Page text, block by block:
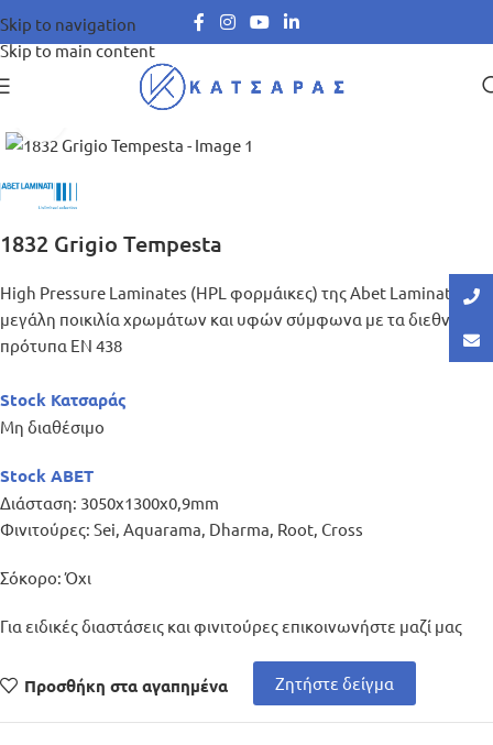
Skip to navigation
Skip to main content
1832 Grigio Tempesta
High Pressure Laminates (HPL φορμάικες) της Abet Laminati σε
μεγάλη ποικιλία χρωμάτων και υφών σύμφωνα με τα διεθνή
πρότυπα ΕΝ 438
Stock Κατσαράς
Μη διαθέσιμο
Stock ABET
Διάσταση: 3050x1300x0,9mm
Φινιτούρες: Sei, Aquarama, Dharma, Root, Cross
Σόκορο: Όχι
Για ειδικές διαστάσεις και φινιτούρες επικοινωνήστε μαζί μας
Προσθήκη στα αγαπημένα Ζητήστε δείγμα